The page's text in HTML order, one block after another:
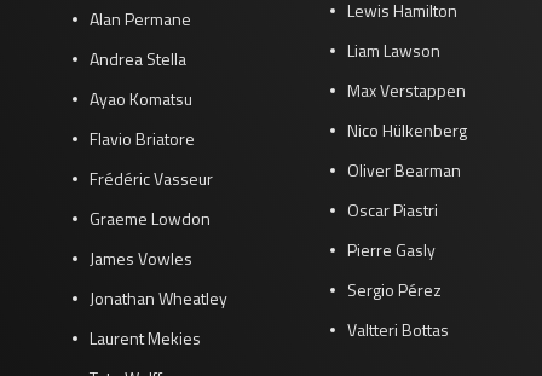
Alan Permane
Andrea Stella
Ayao Komatsu
Flavio Briatore
Frédéric Vasseur
Graeme Lowdon
James Vowles
Jonathan Wheatley
Laurent Mekies
Lewis Hamilton
Liam Lawson
Max Verstappen
Nico Hülkenberg
Oliver Bearman
Oscar Piastri
Pierre Gasly
Sergio Pérez
Valtteri Bottas